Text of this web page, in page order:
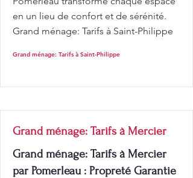
en un lieu de confort et de sérénité.
Grand ménage: Tarifs à Saint-Philippe
Grand ménage: Tarifs à Saint-Philippe
Grand ménage: Tarifs à Mercier
Grand ménage: Tarifs à Mercier
par Pomerleau : Propreté Garantie